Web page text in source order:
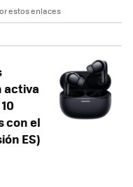
estos enlaces
activa
con el
ES)